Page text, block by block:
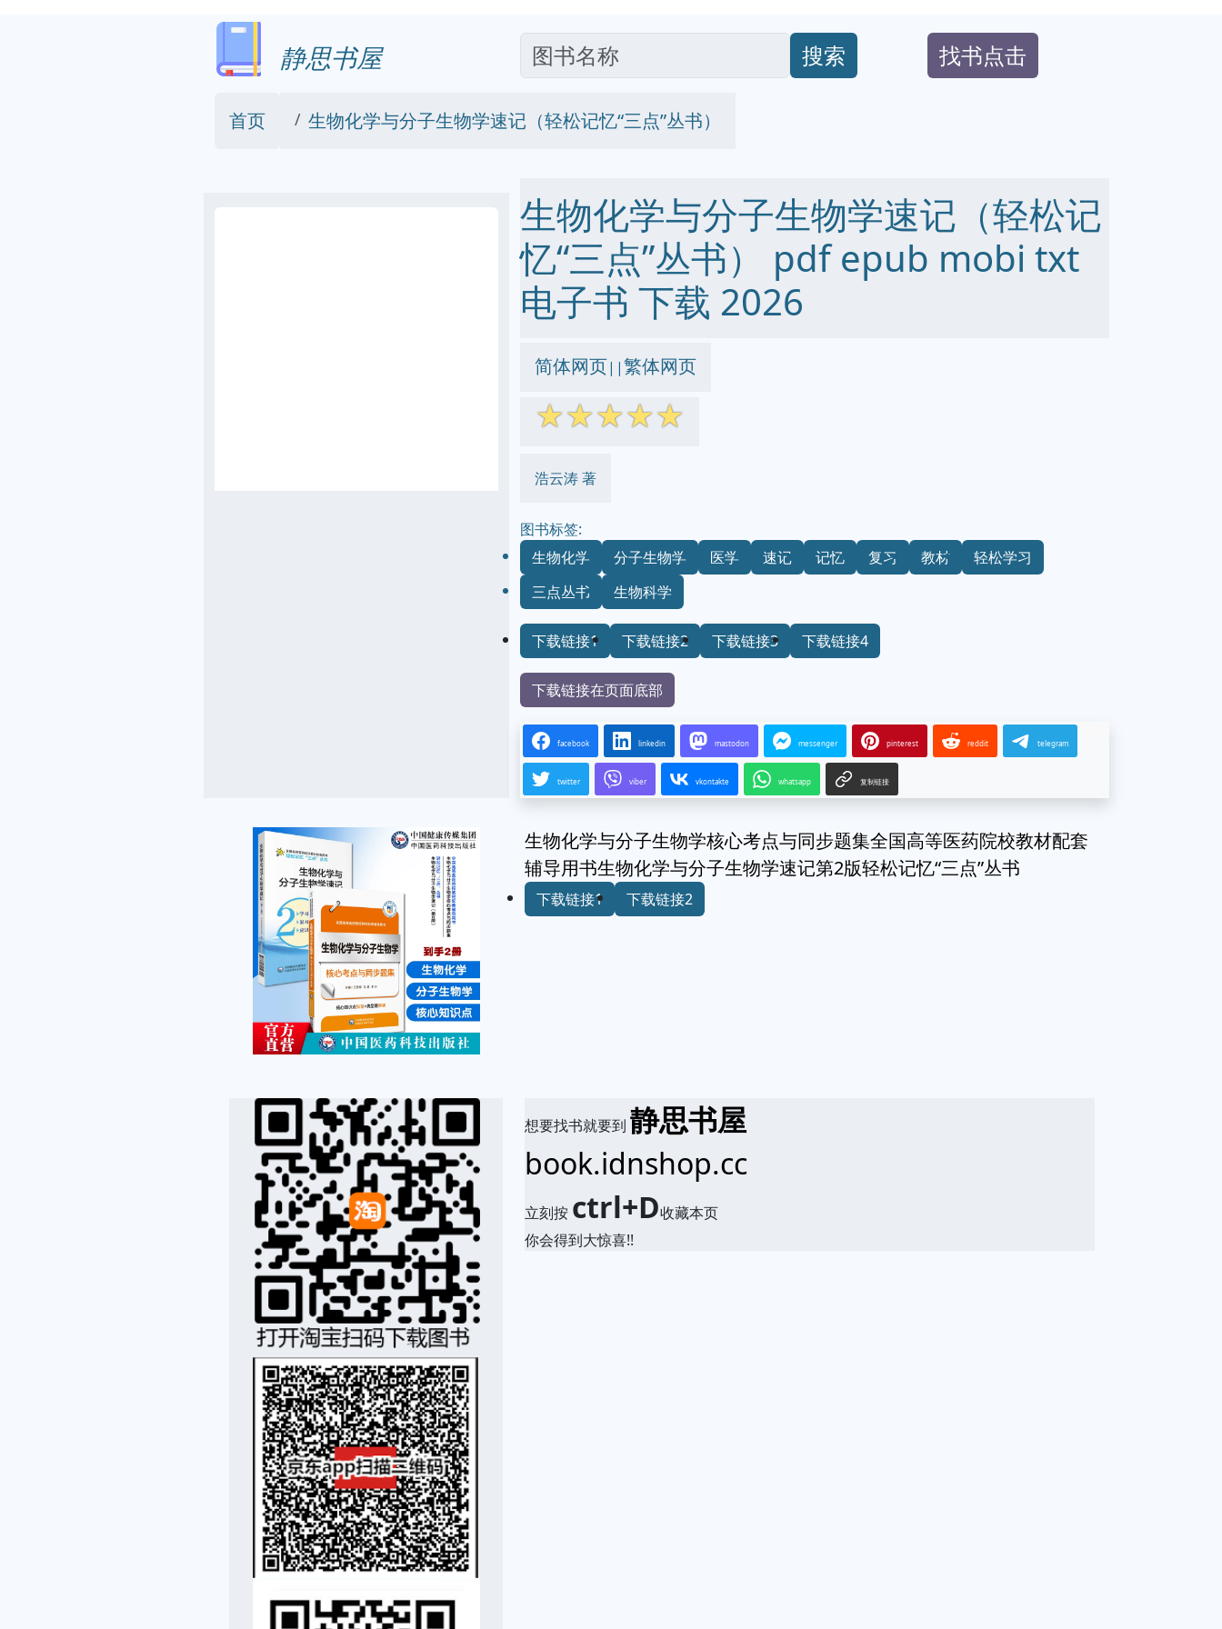
静思书屋 搜索 找书点击
首页 生物化学与分子生物学速记（轻松记忆“三点”丛书）
生物化学与分子生物学速记（轻松记
忆“三点”丛书） pdf epub mobi txt
电子书 下载 2026
简体网页||繁体网页
☆☆☆☆☆
浩云涛 著
图书标签:
生物化学
分子生物学 医学 速记 记忆 复习 教材
轻松学习
三点丛书
生物科学
下载链接1 下载链接2 下载链接3 下载链接4
下载链接在页面底部
facebook linkedin mastodon messenger pinterest reddit telegram
twitter viber vkontakte whatsapp 复制链接
生物化学与分子生物学核心考点与同步题集全国高等医药院校教材配套
辅导用书生物化学与分子生物学速记第2版轻松记忆“三点”丛书
下载链接1 下载链接2
想要找书就要到静思书屋
book.idnshop.cc
立刻按 ctrl+D收藏本页
你会得到大惊喜!!